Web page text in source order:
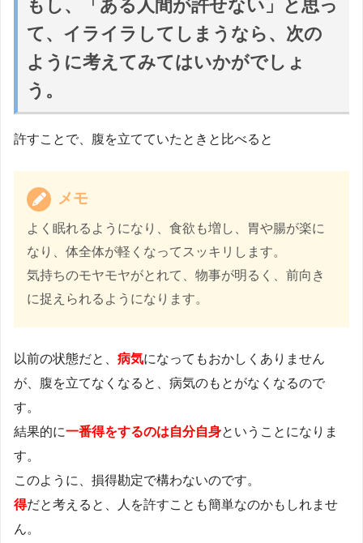
もし、「ある人間が許せない」と思っ
て、イライラしてしまうなら、次の
ように考えてみてはいかがでしょ
う。
許すことで、腹を立てていたときと比べると
メモ
よく眠れるようになり、食欲も増し、胃や腸が楽に
なり、体全体が軽くなってスッキリします。
気持ちのモヤモヤがとれて、物事が明るく、前向き
に捉えられるようになります。
以前の状態だと、 病気になってもおかしくありません
が、腹を立てなくなると、病気のもとがなくなるので
す。
結果的に一番得をするのは自分自身ということになりま
す。
このように、損得勘定で構わないのです。
得だと考えると、人を許すことも簡単なのかもしれませ
ん。